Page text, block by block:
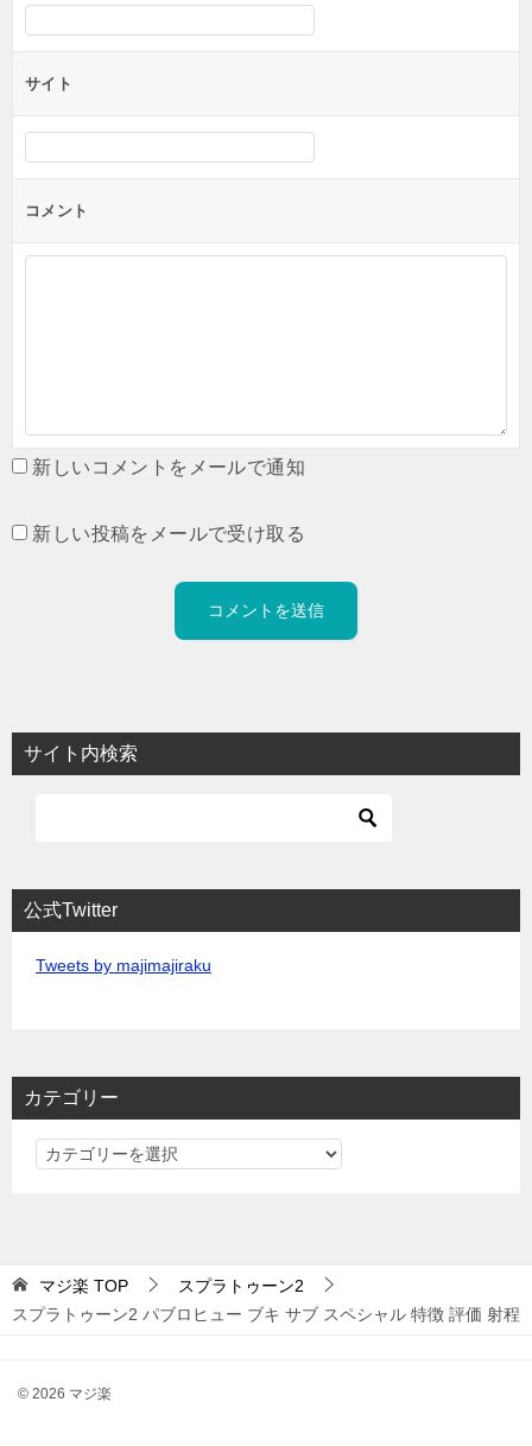
サイト
コメント
新しいコメントをメールで通知
新しい投稿をメールで受け取る
サイト内検索
公式Twitter
Tweets by majimajiraku
カテゴリー
カ
マジ楽 TOP
スプラトゥーン2
スプラトゥーン2 パブロヒュー ブキ サブ スペシャル 特徴 評価 射程
© 2026 マジ楽